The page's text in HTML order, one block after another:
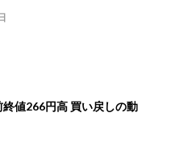
値266円高 買い戻しの動